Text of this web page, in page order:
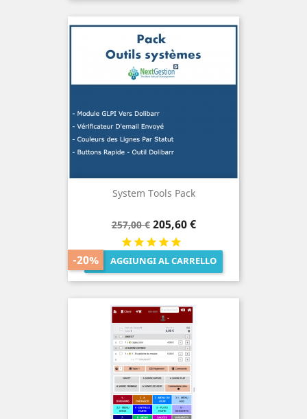
System Tools Pack
Prezzo
base
257,00 € Prezzo
205,60 €
 AGGIUNGI AL CARRELLO
-20%